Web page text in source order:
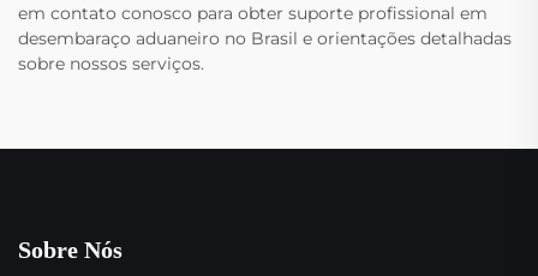
em contato conosco para obter suporte profissional em
desembaraço aduaneiro no Brasil e orientações detalhadas
sobre nossos serviços.
Sobre Nós